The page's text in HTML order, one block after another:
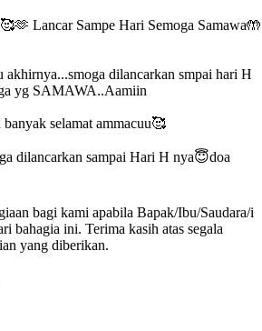
Lancar Sampe Hari Semoga Samawa🤲
dilancarkan smpai hari H
yg SAMAWA..Aamiin
selamat ammacuu🥰
dilancarkan sampai Hari H nya😇doa
bagi kami apabila Bapak/Ibu/Saudara/i
bahagia ini. Terima kasih atas segala
yang diberikan.